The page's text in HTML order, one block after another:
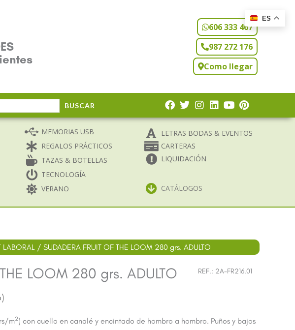
606 333 467
987 272 176
Como llegar
BUSCAR
MEMORIAS USB
REGALOS PRÁCTICOS
TAZAS & BOTELLAS
TECNOLOGÍA
VERANO
LETRAS BODAS & EVENTOS
CARTERAS
LIQUIDACIÓN
CATÁLOGOS
LABORAL / SUDADERA FRUIT OF THE LOOM 280 grs. ADULTO
REF.: 2A-FR216.01
LOOM 280 grs. ADULTO
m2) con cuello en canalé y encintado de hombro a hombro. Puños y bajos
ES